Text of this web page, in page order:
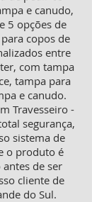
e canudo,
5 opções de
copos de
entre
com tampa
tampa para
e canudo.
Travesseiro -
segurança,
sistema de
o produto é
de ser
cliente de
do Sul.